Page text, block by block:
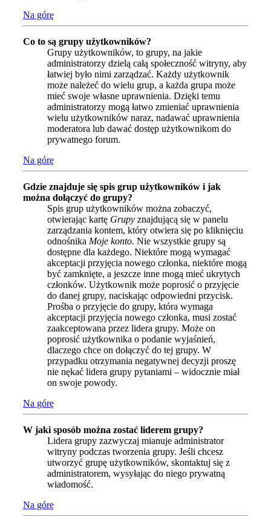
Na górę
Co to są grupy użytkowników?
Grupy użytkowników, to grupy, na jakie
administratorzy dzielą całą społeczność witryny, aby
łatwiej było nimi zarządzać. Każdy użytkownik
może należeć do wielu grup, a każda grupa może
mieć swoje własne uprawnienia. Dzięki temu
administratorzy mogą łatwo zmieniać uprawnienia
wielu użytkowników naraz, nadawać uprawnienia
moderatora lub dawać dostęp użytkownikom do
prywatnego forum.
Na górę
Gdzie znajduje się spis grup użytkowników i jak
można dołączyć do grupy?
Spis grup użytkowników można zobaczyć,
otwierając kartę Grupy znajdującą się w panelu
zarządzania kontem, który otwiera się po kliknięciu
odnośnika Moje konto. Nie wszystkie grupy są
dostępne dla każdego. Niektóre mogą wymagać
akceptacji przyjęcia nowego członka, niektóre mogą
być zamknięte, a jeszcze inne mogą mieć ukrytych
członków. Użytkownik może poprosić o przyjęcie
do danej grupy, naciskając odpowiedni przycisk.
Prośba o przyjęcie do grupy, która wymaga
akceptacji przyjęcia nowego członka, musi zostać
zaakceptowana przez lidera grupy. Może on
poprosić użytkownika o podanie wyjaśnień,
dlaczego chce on dołączyć do tej grupy. W
przypadku otrzymania negatywnej decyzji proszę
nie nękać lidera grupy pytaniami – widocznie miał
on swoje powody.
Na górę
W jaki sposób można zostać liderem grupy?
Lidera grupy zazwyczaj mianuje administrator
witryny podczas tworzenia grupy. Jeśli chcesz
utworzyć grupę użytkowników, skontaktuj się z
administratorem, wysyłając do niego prywatną
wiadomość.
Na górę